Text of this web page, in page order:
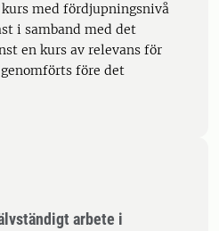
med fördjupningsnivå
i samband med det
en kurs av relevans för
före det
arbete i